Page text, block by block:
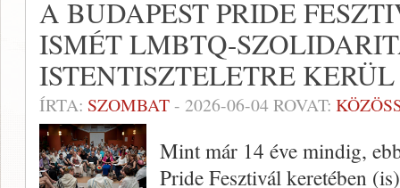
A BUDAPEST PRIDE
ISMÉT LMBTQ-
ISTENTISZTELETRE KERÜL
ÍRTA: SZOMBAT- 2026-06-04ROVAT:
Mint már 14 éve mindig,
Pride Fesztivál keretében